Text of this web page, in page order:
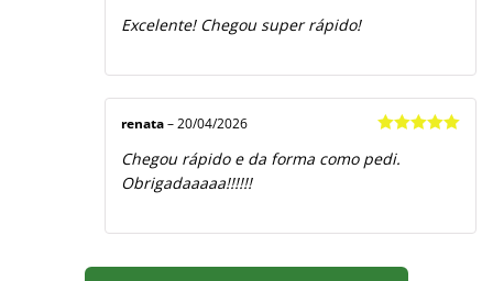
Excelente! Chegou super rápido!
de 5
renata – 20/04/2026
Chegou rápido e da forma como pedi.
Obrigadaaaaa!!!!!!